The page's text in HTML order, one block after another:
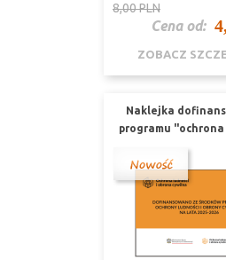
8,00 PLN
Cena od:
ZOBACZ
Naklejka
programu